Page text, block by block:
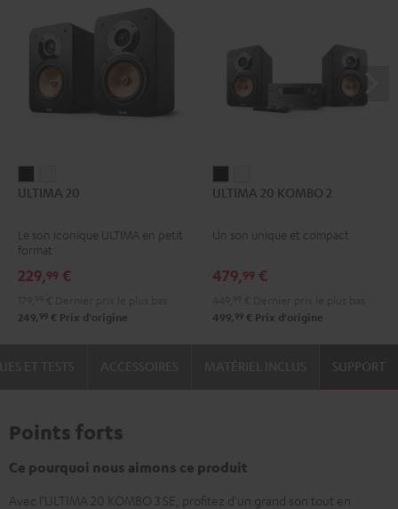
20 20
ULTIMA 20
Le son iconique ULTIMA en petit
format
229,99 €
249, 99 € Prix d'origine
20
2
20
2
ULTIMA 20 KOMBO 2
Un son unique et compact
479,99 €
499, 99 € Prix d'origine
SUPPORT
Points forts
Ce pourquoi nous aimons ce produit
Avec l'ULTIMA 20 KOMBO 3 SE, profitez d'un grand son tout en